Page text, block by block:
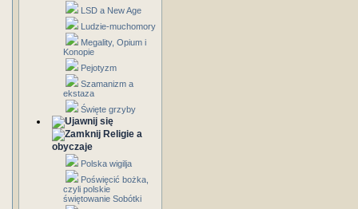
LSD a New Age
Ludzie-muchomory
Megality, Opium i
Konopie
Pejotyzm
Szamanizm a
ekstaza
Święte grzyby
Religie a
obyczaje
Polska wigilja
Poświęcić bożka,
czyli polskie
świętowanie Sobótki